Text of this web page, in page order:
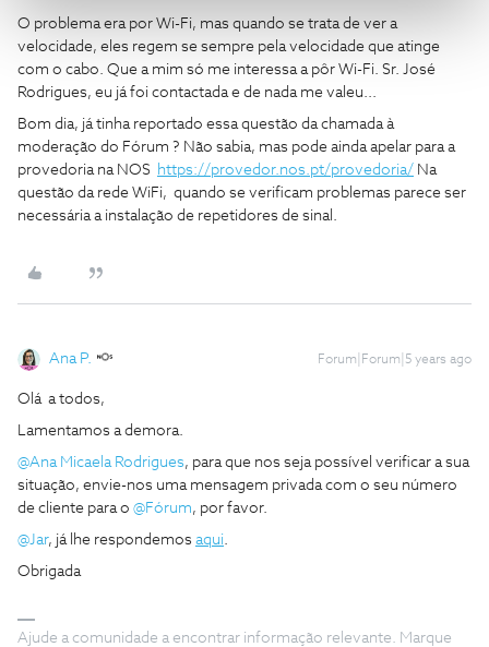
O problema era por Wi-Fi, mas quando se trata de ver a
velocidade, eles regem se sempre pela velocidade que atinge
com o cabo. Que a mim só me interessa a pôr Wi-Fi. Sr. José
Rodrigues, eu já foi contactada e de nada me valeu...
Bom dia, já tinha reportado essa questão da chamada à
moderação do Fórum ? Não sabia, mas pode ainda apelar para a
provedoria na NOS
https://provedor.nos.pt/provedoria/ Na
questão da rede WiFi, quando se verificam problemas parece ser
necessária a instalação de repetidores de sinal.
Ana P. Forum|Forum|5 years ago
Olá a todos,
Lamentamos a demora.
@Ana Micaela Rodrigues, para que nos seja possível verificar a sua
situação, envie-nos uma mensagem privada com o seu número
de cliente para o @Fórum, por favor.
@Jar, já lhe respondemos aqui.
Obrigada
Ajude a comunidade a encontrar informação relevante. Marque